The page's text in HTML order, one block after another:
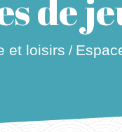
de
et loisirs /